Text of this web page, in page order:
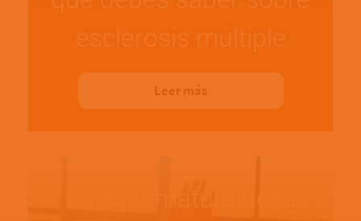
esclerosis múltiple
Leer más